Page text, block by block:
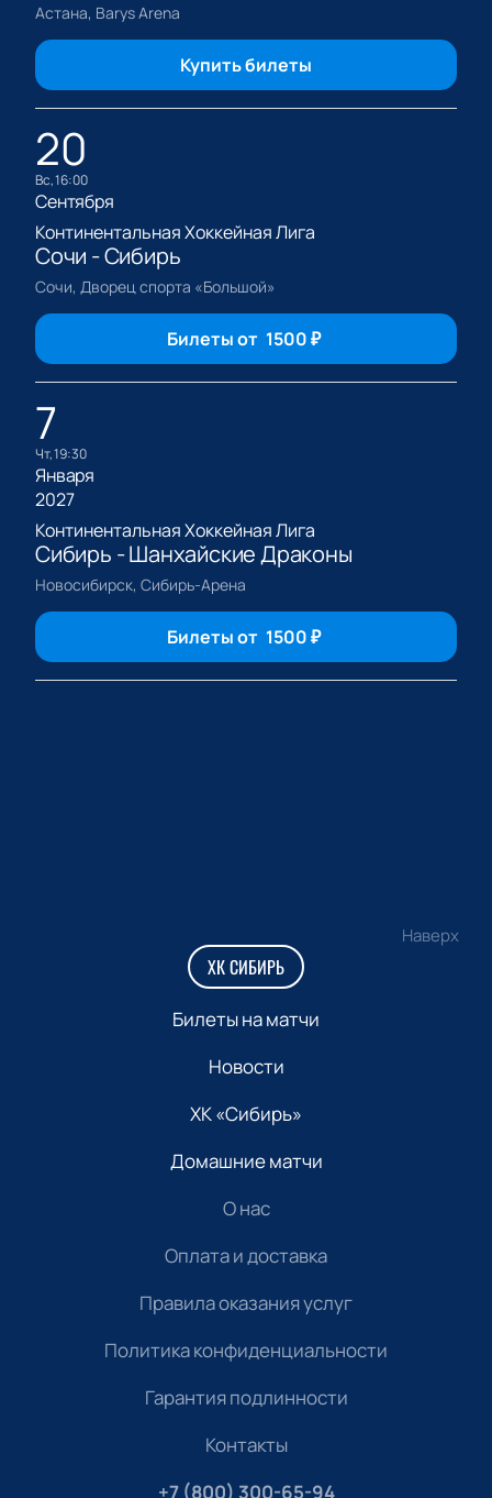
Астана, Barys Arena
Купить билеты
20
вс, 16:00
Сентября
Континентальная Хоккейная Лига
Сочи - Сибирь
Сочи, Дворец спорта «Большой»
Билеты от 1500₽
7
чт, 19:30
Января
2027
Континентальная Хоккейная Лига
Сибирь - Шанхайские Драконы
Новосибирск, Сибирь-Арена
Билеты от 1500₽
Наверх
ХК СИБИРЬ
Билеты на матчи
Новости
ХК «Сибирь»
Домашние матчи
О нас
Оплата и доставка
Правила оказания услуг
Политика конфиденциальности
Гарантия подлинности
Контакты
+7 (800) 300-65-94